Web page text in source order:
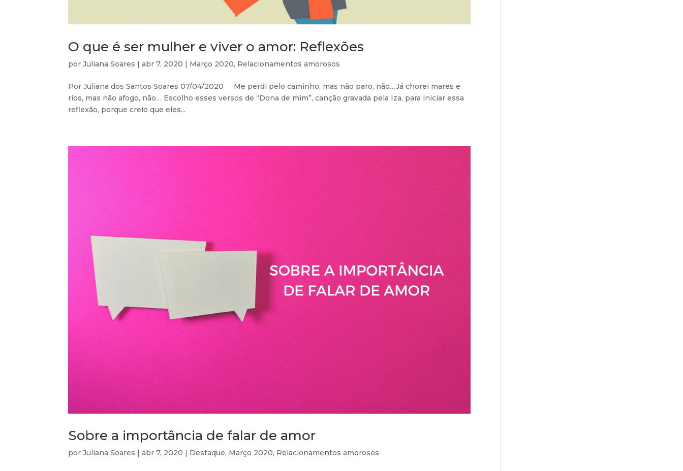
O que é ser mulher e viver o amor: Reflexões
porJuliana Soares |abr 7, 2020 | Março 2020, Relacionamentos amorosos
Por Juliana dos Santos Soares 07/04/2020 Me perdi pelo caminho, mas não paro, não…Já chorei mares e
rios, mas não afogo, não… Escolho esses versos de “Dona de mim”, canção gravada pela Iza, para iniciar essa
reflexão, porque creio que eles...
Sobre a importância de falar de amor
porJuliana Soares |abr 7, 2020 | Destaque, Março 2020, Relacionamentos amorosos